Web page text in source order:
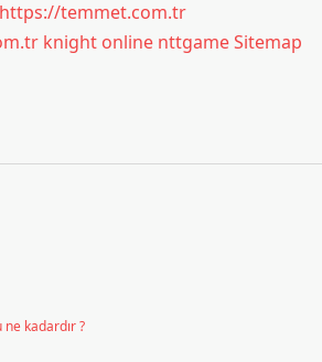
https://temmet.com.tr
knight online nttgameSitemap
ne kadardır ?